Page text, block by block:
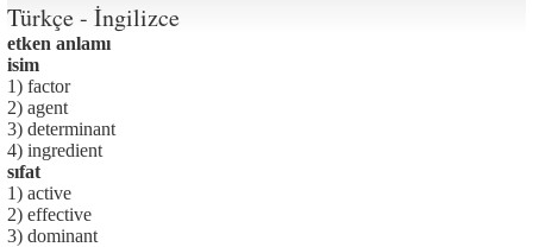
Türkçe - İngilizce
etken anlamı
isim
1) factor
2) agent
3) determinant
4) ingredient
sıfat
1) active
2) effective
3) dominant